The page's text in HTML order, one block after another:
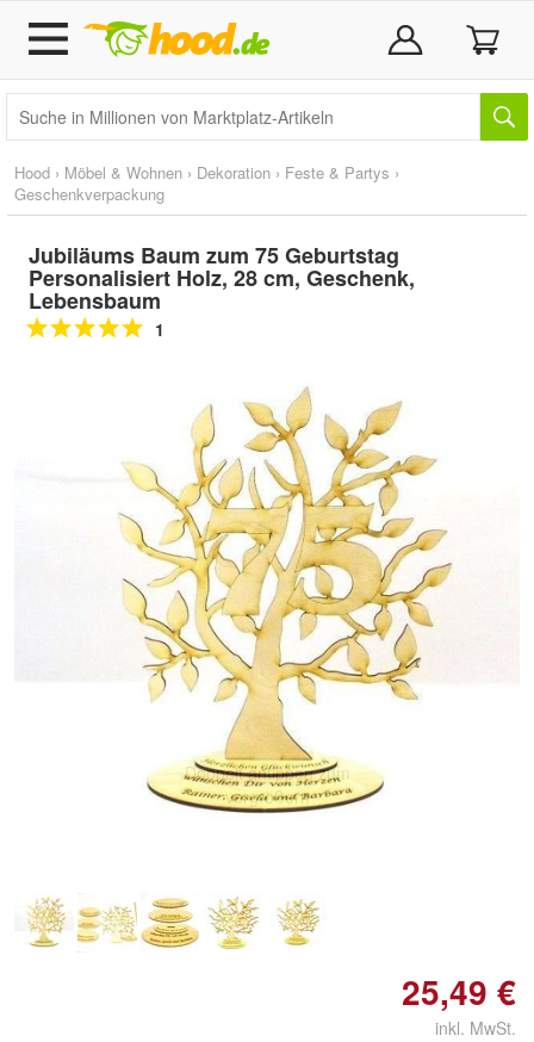
Hood › Möbel & Wohnen › Dekoration › Feste & Partys ›
Geschenkverpackung
Jubiläums Baum zum 75 Geburtstag
Personalisiert Holz, 28 cm, Geschenk,
Lebensbaum
1
Doppelt antippen zum
vergrößern
25,49 €
inkl. MwSt.